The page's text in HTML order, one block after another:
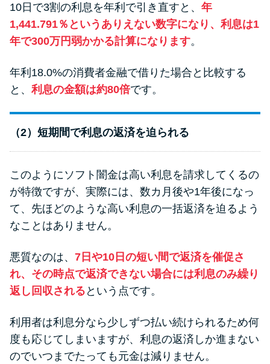
10日で3割の利息を年利で引き直すと、 年
1,441.791％というありえない数字になり、利息は1
年で300万円弱かかる計算になります。
年利18.0%の消費者金融で借りた場合と比較する
と、 利息の金額は約80倍です。
（2）短期間で利息の返済を迫られる
このようにソフト闇金は高い利息を請求してくるの
が特徴ですが、実際には、数カ月後や1年後になっ
て、先ほどのような高い利息の一括返済を迫るよう
なことはありません。
悪質なのは、 7日や10日の短い間で返済を催促さ
れ、その時点で返済できない場合には利息のみ繰り
返し回収される という点です。
利用者は利息分なら少しずつ払い続けられるため何
度も応じてしまいますが、利息の返済しか進まない
のでいつまでたっても元金は減りません。